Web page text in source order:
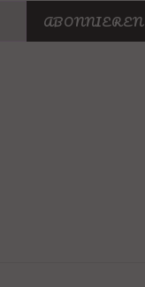
ABONNIEREN